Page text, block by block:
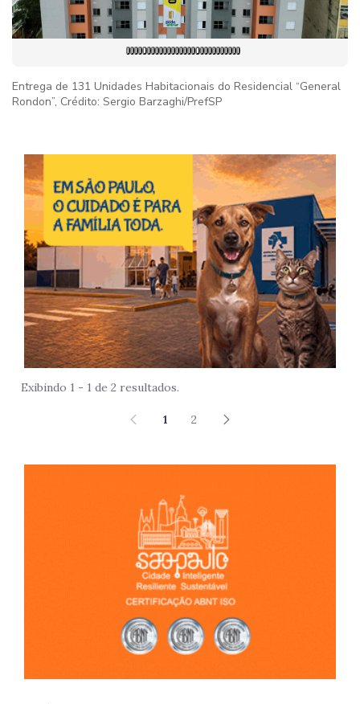
Entrega de 131 Unidades Habitacionais do Residencial “General
Rondon”, Crédito: Sergio Barzaghi/PrefSP
Exibindo 1 - 1 de 2 resultados.
1 2